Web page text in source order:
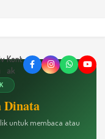
Kont
ak
Dinata
untuk membaca atau